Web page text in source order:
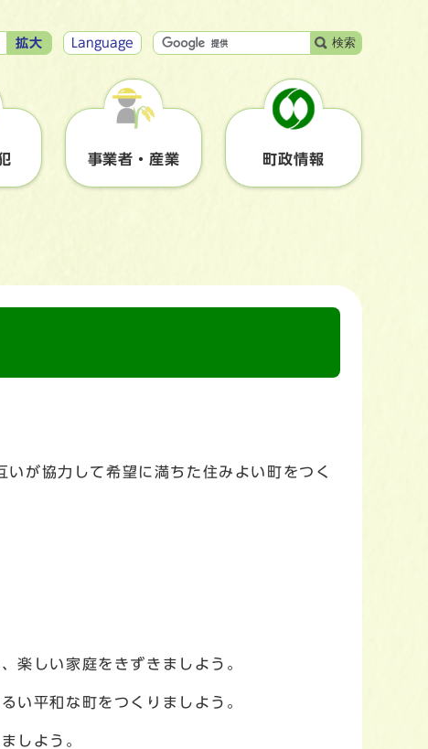
拡大 Language 検索
事業者・産業 町政情報
が協力して希望に満ちた住みよい町をつく
楽しい家庭をきずきましよう。
い平和な町をつくりましよう。
しよう。